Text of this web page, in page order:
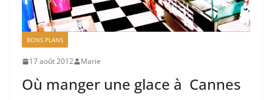
BONS PLANS
17 août 2012 Marie
Où manger une glace à Cannes